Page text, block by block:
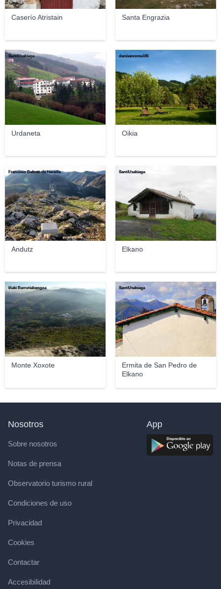
Caserío Atristain Santa Engrazia
Urdaneta
SantiUsabiaga
Oikia
danisanroma106
Andutz
Francisco Beltran de Heredia
Elkano
SantiUsabiaga
Monte Xoxote
Iñaki Barrutiabengoa
Ermita de San Pedro de
Elkano
SantiUsabiaga
Nosotros
Sobre nosotros
Notas de prensa
Observatorio turismo rural
Condiciones de uso
Privacidad
Cookies
Contactar
Accesibilidad
App